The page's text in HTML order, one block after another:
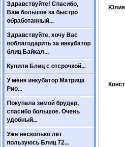
Здравствуйте! Спасибо,
Вам большое за быстро
обработанный...
Здравствуйте, хочу Вас
поблагодарить за инкубатор
блиц Байкал...
Купили Блиц с отсрочкой...
У меня инкубатор Матрица
Рио...
Покупала зимой брудер,
спасибо большое. Очень
удобный...
Уже несколько лет
пользуюсь Блиц 72...